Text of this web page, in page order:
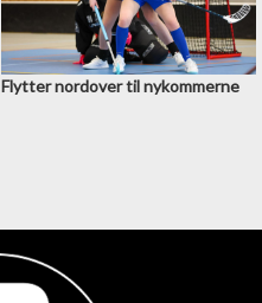
Flytter nordover til nykommerne